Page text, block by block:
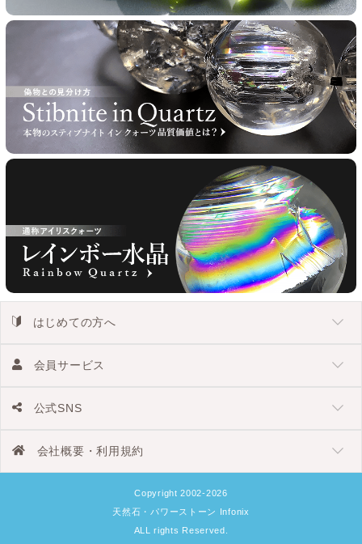
はじめての方へ
会員サービス
公式SNS
会社概要・利用規約
Copyright 2002-2026
天然石・パワーストーン Infonix
ALL rights Reserved.